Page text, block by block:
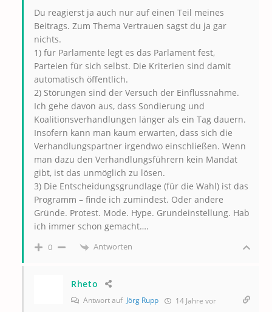
Du reagierst ja auch nur auf einen Teil meines
Beitrags. Zum Thema Vertrauen sagst du ja gar
nichts.
1) für Parlamente legt es das Parlament fest,
Parteien für sich selbst. Die Kriterien sind damit
automatisch öffentlich.
2) Störungen sind der Versuch der Einflussnahme.
Ich gehe davon aus, dass Sondierung und
Koalitionsverhandlungen länger als ein Tag dauern.
Insofern kann man kaum erwarten, dass sich die
Verhandlungspartner irgendwo einschließen. Wenn
man dazu den Verhandlungsführern kein Mandat
gibt, ist das unmöglich zu lösen.
3) Die Entscheidungsgrundlage (für die Wahl) ist das
Programm – finde ich zumindest. Oder andere
Gründe. Protest. Mode. Hype. Grundeinstellung. Hab
ich immer schon gemacht….
0 Antworten
Rheto
Antwort auf Jörg Rupp 14 Jahre vor